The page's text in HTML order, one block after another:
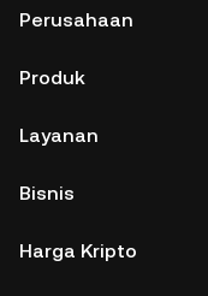
Perusahaan
Produk
Layanan
Bisnis
Harga Kripto